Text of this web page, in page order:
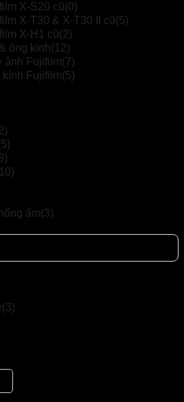
X-S20 cũ(0)
X-T30 & X-T30 II cũ(5)
X-H1 cũ(2)
ống kính(12)
ảnh Fujifilm(7)
kính Fujifilm(5)
ấm(3)
(3)